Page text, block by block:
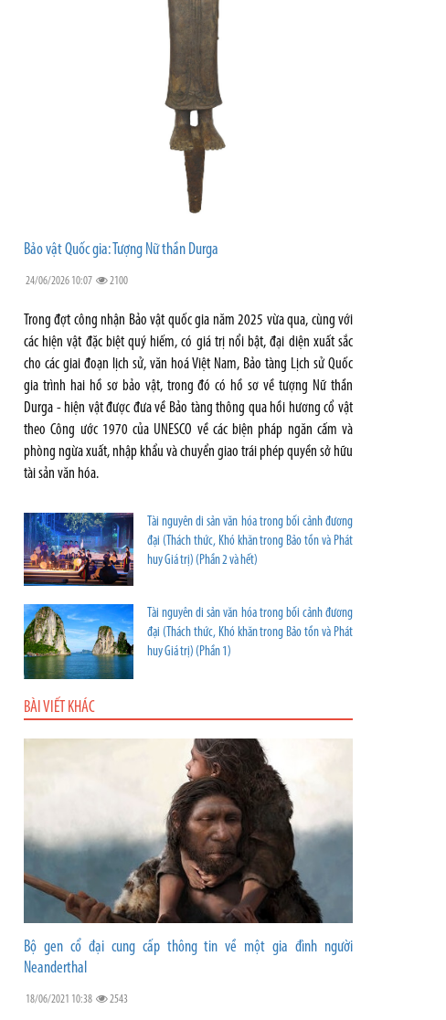
Bảo vật Quốc gia: Tượng Nữ thần Durga
24/06/2026 10:07 2100
Trong đợt công nhận Bảo vật quốc gia năm 2025 vừa qua, cùng với
các hiện vật đặc biệt quý hiếm, có giá trị nổi bật, đại diện xuất sắc
cho các giai đoạn lịch sử, văn hoá Việt Nam, Bảo tàng Lịch sử Quốc
gia trình hai hồ sơ bảo vật, trong đó có hồ sơ về tượng Nữ thần
Durga - hiện vật được đưa về Bảo tàng thông qua hồi hương cổ vật
theo Công ước 1970 của UNESCO về các biện pháp ngăn cấm và
phòng ngừa xuất, nhập khẩu và chuyển giao trái phép quyền sở hữu
tài sản văn hóa.
Tài nguyên di sản văn hóa trong bối cảnh đương
đại (Thách thức, Khó khăn trong Bảo tồn và Phát
huy Giá trị) (Phần 2 và hết)
Tài nguyên di sản văn hóa trong bối cảnh đương
đại (Thách thức, Khó khăn trong Bảo tồn và Phát
huy Giá trị) (Phần 1)
BÀI VIẾT KHÁC
Bộ gen cổ đại cung cấp thông tin về một gia đình người
Neanderthal
18/06/2021 10:38 2543